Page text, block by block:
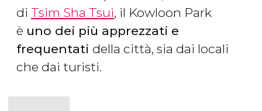
di Tsim Sha Tsui, il Kowloon Park
è uno dei più apprezzati e
frequentati della città, sia dai locali
che dai turisti.